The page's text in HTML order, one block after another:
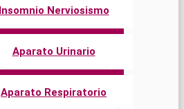
Insomnio Nerviosismo
Aparato Urinario
Aparato Respiratorio